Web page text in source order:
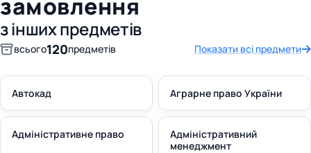
замовлення
з інших предметів
всього120предметів Показати всі предмети
Автокад Аграрне право України
Адміністративне право
Адміністративний
менеджмент